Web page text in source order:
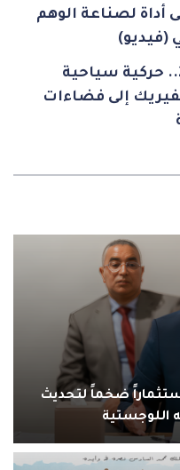
أداة لصناعة الوهم
(فيديو)
صيف أكادير 2026.. حركية سياحية
إلى فضاءات
ضخماً لتحديث
اللوجستية